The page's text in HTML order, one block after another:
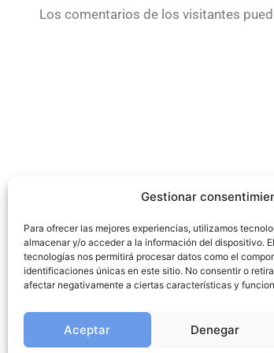
Gestionar
Para ofrecer las mejores experiencias, utilizamos
almacenar y/o acceder a la información del dispositivo.
tecnologías nos permitirá procesar datos como el
identificaciones únicas en este sitio. No consentir o
afectar negativamente a ciertas características y
Aceptar Denegar
Los comentarios de los visitantes